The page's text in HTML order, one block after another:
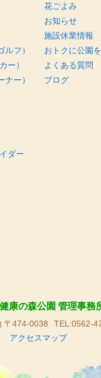
フ）
ー）
ー）
ダー
花ごよみ
お知らせ
施設休業情報
おトクに公園
よくある質問
ブログ
康の森公園 管理事務
〒474-0038 TEL:0562-
アクセスマップ